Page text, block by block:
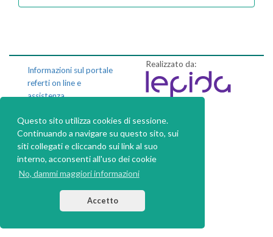
Questo sito utilizza cookies di sessione.
Continuando a navigare su questo sito, sui
siti collegati e cliccando sui link al suo
interno, acconsenti all'uso dei cookie
No, dammi maggiori informazioni
Accetto
Informazioni sul portale
referti on line e
assistenza
Privacy policy
Dichiarazione di
accessibilità
Realizzato da: